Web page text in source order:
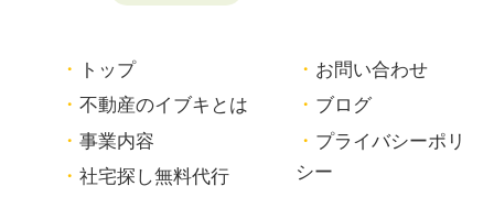
トップ
不動産のイブキとは
事業内容
社宅探し無料代行
お問い合わせ
ブログ
プライバシーポリ
シー